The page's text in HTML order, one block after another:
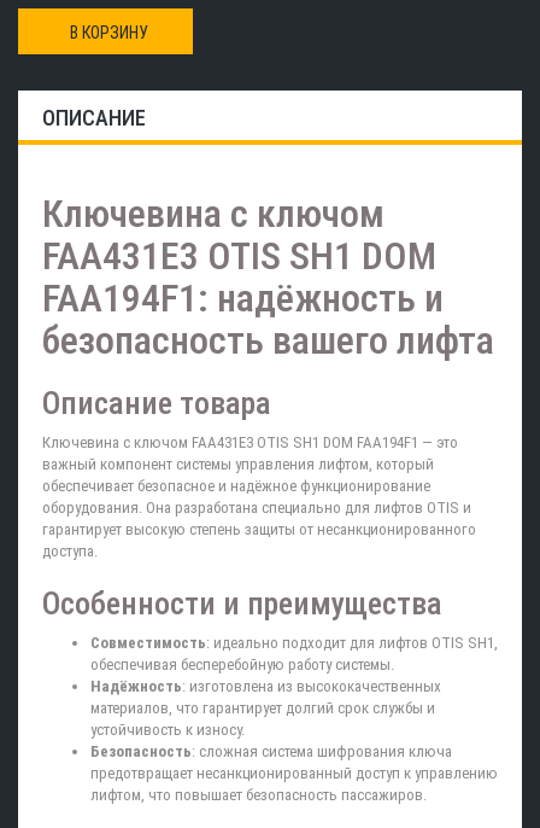
В КОРЗИНУ
ОПИСАНИЕ
Ключевина с ключом
FAA431E3 OTIS SH1 DOM
FAA194F1: надёжность и
безопасность вашего лифта
Описание товара
Ключевина с ключом FAA431E3 OTIS SH1 DOM FAA194F1 — это
важный компонент системы управления лифтом, который
обеспечивает безопасное и надёжное функционирование
оборудования. Она разработана специально для лифтов OTIS и
гарантирует высокую степень защиты от несанкционированного
доступа.
Особенности и преимущества
Совместимость: идеально подходит для лифтов OTIS SH1,
обеспечивая бесперебойную работу системы.
Надёжность: изготовлена из высококачественных
материалов, что гарантирует долгий срок службы и
устойчивость к износу.
Безопасность: сложная система шифрования ключа
предотвращает несанкционированный доступ к управлению
лифтом, что повышает безопасность пассажиров.